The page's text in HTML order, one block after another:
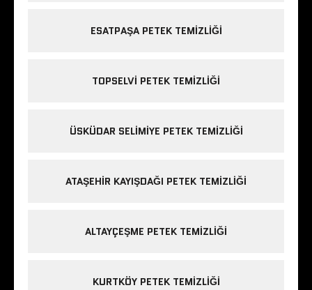
ESATPAŞA PETEK TEMIZLIĞI
TOPSELVI PETEK TEMIZLIĞI
ÜSKÜDAR SELIMIYE PETEK TEMIZLIĞI
ATAŞEHIR KAYIŞDAĞI PETEK TEMIZLIĞI
ALTAYÇEŞME PETEK TEMIZLIĞI
KURTKÖY PETEK TEMIZLIĞI